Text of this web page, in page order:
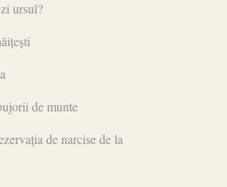
ursul?
de munte
de narcise de la